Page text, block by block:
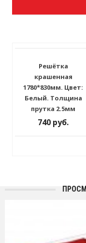
Решётка
крашенная
1780*830мм. Цвет:
Белый. Толщина
прутка 2.5мм
740 руб.